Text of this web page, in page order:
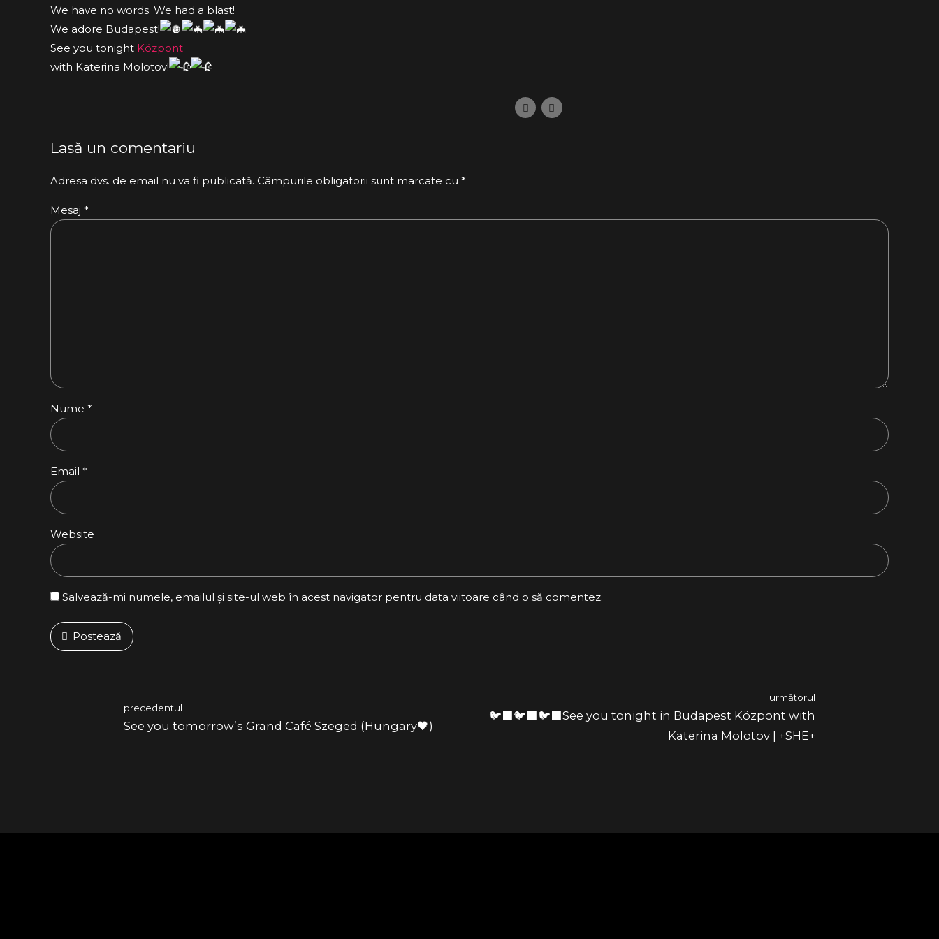
We have no words. We had a blast!
We adore Budapest!
See you tonight Központ
with Katerina Molotov!
Lasă un comentariu
Adresa dvs. de email nu va fi publicată. Câmpurile obligatorii sunt marcate cu *
Mesaj *
Nume *
Email *
Website
Salvează-mi numele, emailul și site-ul web în acest navigator pentru data viitoare când o să comentez.
Postează
precedentul
See you tomorrow’s Grand Café Szeged (Hungary🖤)
următorul
🐦‍⬛🐦‍⬛🐦‍⬛See you tonight in Budapest Központ with
Katerina Molotov | +SHE+